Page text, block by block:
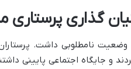
گذاری پرستاری
وضعیت نامطلوبی داشت.
جایگاه اجتماعی پایینی